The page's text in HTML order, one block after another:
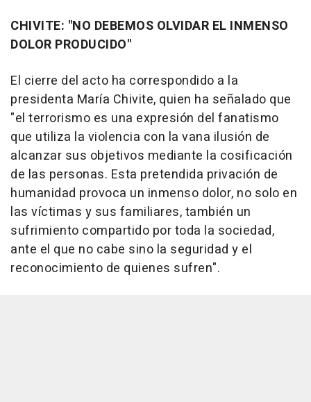
CHIVITE: "NO DEBEMOS OLVIDAR EL INMENSO
DOLOR PRODUCIDO"
El cierre del acto ha correspondido a la
presidenta María Chivite, quien ha señalado que
"el terrorismo es una expresión del fanatismo
que utiliza la violencia con la vana ilusión de
alcanzar sus objetivos mediante la cosificación
de las personas. Esta pretendida privación de
humanidad provoca un inmenso dolor, no solo en
las víctimas y sus familiares, también un
sufrimiento compartido por toda la sociedad,
ante el que no cabe sino la seguridad y el
reconocimiento de quienes sufren".